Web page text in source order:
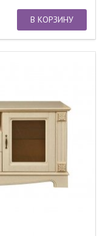
В КОРЗИНУ